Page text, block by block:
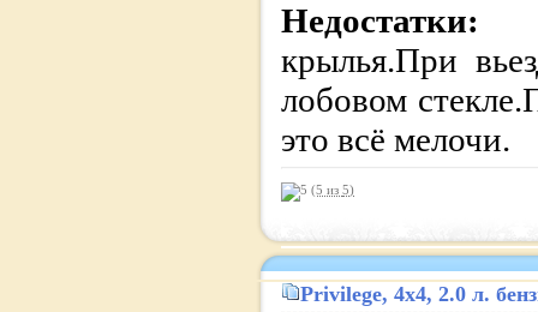
Недостатки:
крылья.При
лобовом
это всё мелочи.
(5 из 5)
Privilege, 4x4, 2.0 л.